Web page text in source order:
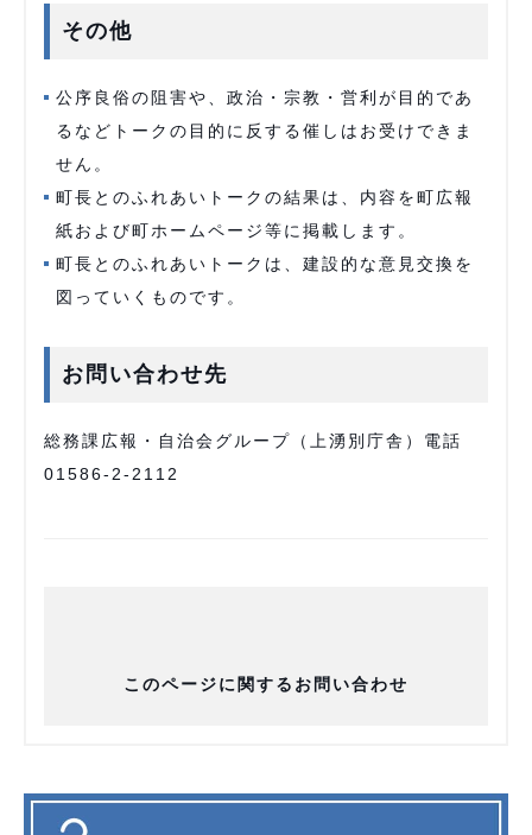
その他
公序良俗の阻害や、政治・宗教・営利が目的であ
るなどトークの目的に反する催しはお受けできま
せん。
町長とのふれあいトークの結果は、内容を町広報
紙および町ホームページ等に掲載します。
町長とのふれあいトークは、建設的な意見交換を
図っていくものです。
お問い合わせ先
総務課広報・自治会グループ（上湧別庁舎）電話
01586-2-2112
このページに関するお問い合わせ